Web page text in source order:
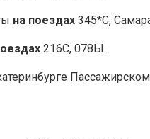
на поездах 345*С,
216С, 078Ы.